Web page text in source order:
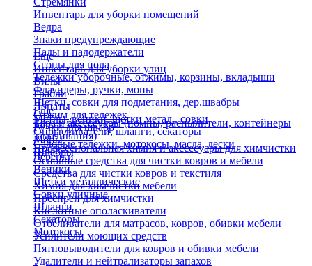
Инвентарь для уборки помещений
Ведра
Знаки предупреждающие
Пады и падодержатели
Сгоны для пола
Тележки уборочные, отжимы, корзины, вкладыши
Флаундеры, ручки, мопы
Щетки, совки для подметания, дер.швабры
Отжим для тележек
Ручки для швабр
Мопы
Швабры
Еще
Инвентарь для уборки улиц
Вилы
Грабли
Лопаты
Метлы, веники, щетки метал., совки
Опрыскиватели, шланги, секаторы
Садовые тележки, мотокосы, масла, лески
Черенки
Веники
Щетки металлические
Совки уличные
Шланги
Секаторы
Мотокосы
Еще
Тара и аксессуары (помпы, распылители, контейнеры
замачивания)
Профессиональная химия и акссесуары для химчистки
Основные средства для чистки ковров и мебели
Средства для чистки ковров и текстиля
Химия для химчистки мебели
Преспреи для химчистки
Кислотные ополаскиватели
Отбеливатели для матрасов, ковров, обивки мебели
Усилители моющих средств
Пятновыводители для ковров и обивки мебели
Удалители и нейтрализаторы запахов